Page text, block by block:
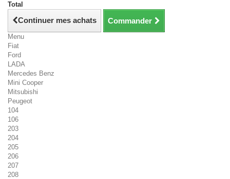
Total
Continuer mes achats Commander
Menu
Fiat
Ford
LADA
Mercedes Benz
Mini Cooper
Mitsubishi
Peugeot
104
106
203
204
205
206
207
208